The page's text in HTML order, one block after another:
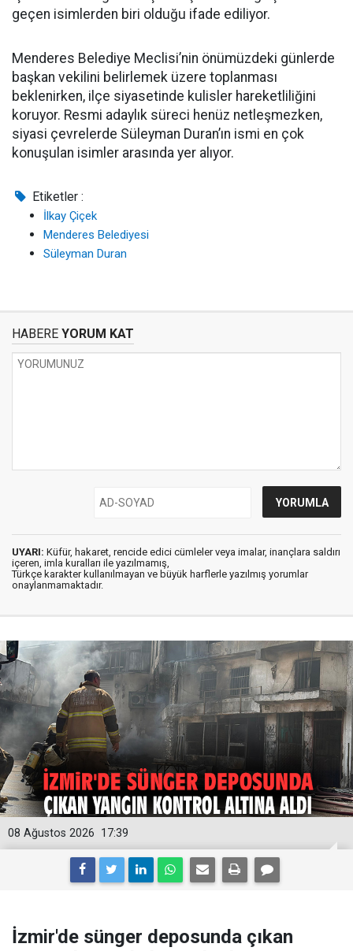
geçen isimlerden biri olduğu ifade ediliyor.
Menderes Belediye Meclisi’nin önümüzdeki günlerde
başkan vekilini belirlemek üzere toplanması
beklenirken, ilçe siyasetinde kulisler hareketliliğini
koruyor. Resmi adaylık süreci henüz netleşmezken,
siyasi çevrelerde Süleyman Duran’ın ismi en çok
konuşulan isimler arasında yer alıyor.
Etiketler :
İlkay Çiçek
Menderes Belediyesi
Süleyman Duran
HABERE YORUM KAT
UYARI: Küfür, hakaret, rencide edici cümleler veya imalar, inançlara saldırı
içeren, imla kuralları ile yazılmamış,
Türkçe karakter kullanılmayan ve büyük harflerle yazılmış yorumlar
onaylanmamaktadır.
17:39
08 Ağustos 2026
İzmir'de sünger deposunda çıkan